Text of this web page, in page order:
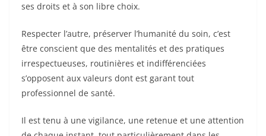
ses droits et à son libre choix.
Respecter l’autre, préserver l’humanité du soin, c’est
être conscient que des mentalités et des pratiques
irrespectueuses, routinières et indifférenciées
s’opposent aux valeurs dont est garant tout
professionnel de santé.
Il est tenu à une vigilance, une retenue et une attention